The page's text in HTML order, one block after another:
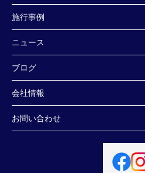
施行事例
ニュース
ブログ
会社情報
お問い合わせ